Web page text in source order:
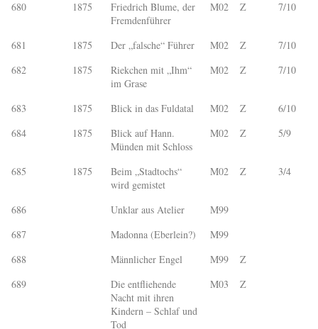
680 1875
Friedrich Blume, der
Fremdenführer
M02 Z 7/10
681 1875 Der „falsche“ Führer M02 Z
7/10
682
1875
Riekchen mit „Ihm“
im Grase
M02 Z 7/10
683 1875 Blick in das Fuldatal M02 Z
6/10
684
1875
Blick auf Hann.
Münden mit Schloss
M02 Z 5/9
685 1875
Beim „Stadtochs“
wird gemistet
M02 Z 3/4
686 Unklar aus Atelier
M99
687
Madonna (Eberlein?)
M99
688
Männlicher Engel M99
Z
689
Die entfliehende
Nacht mit ihren
Kindern – Schlaf und
Tod
M03 Z